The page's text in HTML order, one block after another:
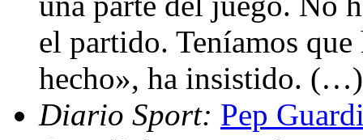
el partido. Teníamos
hecho», ha insistido. (…)
Diario Sport: Pep